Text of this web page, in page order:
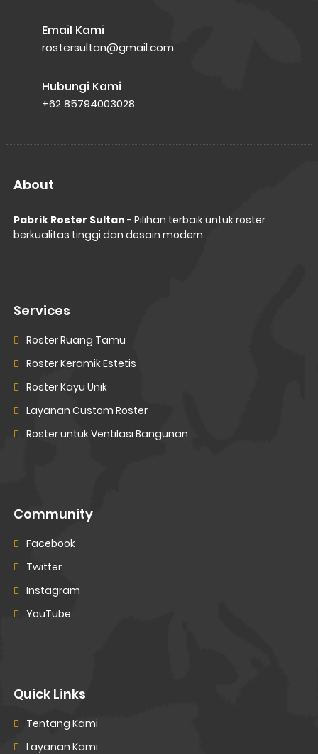
Email Kami
rostersultan@gmail.com
Hubungi Kami
+62 85794003028
About
Pabrik Roster Sultan - Pilihan terbaik untuk roster
berkualitas tinggi dan desain modern.
Services
Roster Ruang Tamu
Roster Keramik Estetis
Roster Kayu Unik
Layanan Custom Roster
Roster untuk Ventilasi Bangunan
Community
Facebook
Twitter
Instagram
YouTube
Quick Links
Tentang Kami
Layanan Kami